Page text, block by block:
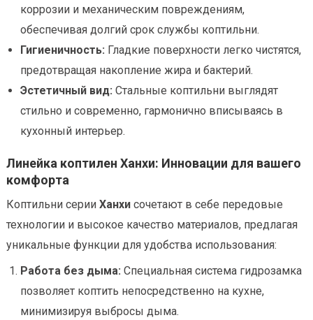
коррозии и механическим повреждениям,
обеспечивая долгий срок службы коптильни.
Гигиеничность: Гладкие поверхности легко чистятся,
предотвращая накопление жира и бактерий.
Эстетичный вид: Стальные коптильни выглядят
стильно и современно, гармонично вписываясь в
кухонный интерьер.
Линейка коптилен Ханхи: Инновации для вашего
комфорта
Коптильни серии Ханхи сочетают в себе передовые
технологии и высокое качество материалов, предлагая
уникальные функции для удобства использования:
Работа без дыма: Специальная система гидрозамка
позволяет коптить непосредственно на кухне,
минимизируя выбросы дыма.